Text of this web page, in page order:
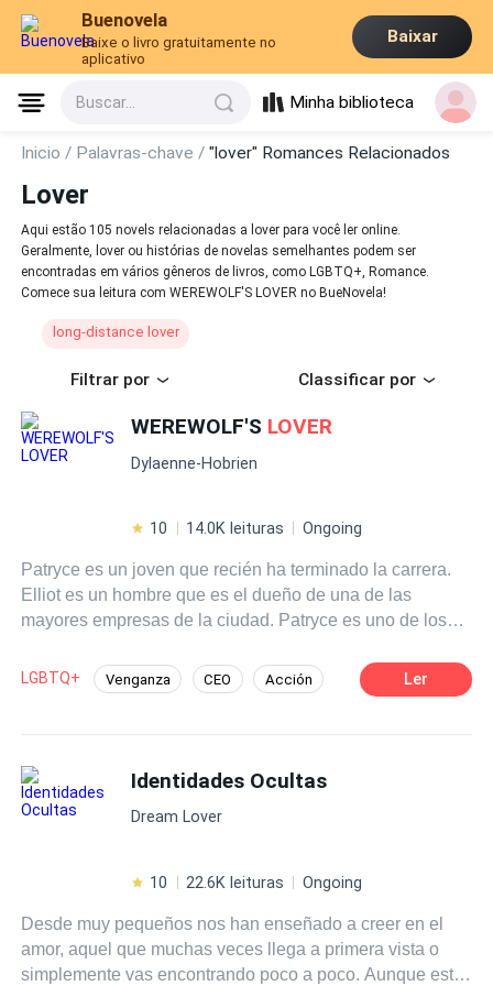
Buenovela
Baixe o livro gratuitamente no
aplicativo
Baixar
Buscar... Minha biblioteca
Inicio / Palavras-chave /"lover" Romances Relacionados
Lover
Aqui estão 105 novels relacionadas a lover para você ler online.
Geralmente, lover ou histórias de novelas semelhantes podem ser
encontradas em vários gêneros de livros, como LGBTQ+, Romance.
Comece sua leitura com WEREWOLF'S LOVER no BueNovela!
long-distance lover
Filtrar por Classificar por
WEREWOLF'S LOVER
Dylaenne-Hobrien
10 14.0K leituras Ongoing
Patryce es un joven que recién ha terminado la carrera.
Elliot es un hombre que es el dueño de una de las
mayores empresas de la ciudad. Patryce es uno de los
un puesto vacante de la empresa de Elliot... Y éste mismo
será quien se haga cargo de entrevistarlo. Desde el
"pequeño" secreto. Claro que el de Elliot va más allá de
la normalidad pues dicho secreto es "peludo"... Y MUY
PELIGROSO. Pero solo si no se cumplen una serie de
importante de todas... •Hacer daño a esa persona que ha
LGBTQ+ Venganza CEO Acción Ler
Identidades Ocultas
Dream Lover
10 22.6K leituras Ongoing
Desde muy pequeños nos han enseñado a creer en el
amor, aquel que muchas veces llega a primera vista o
simplemente vas encontrando poco a poco. Aunque está